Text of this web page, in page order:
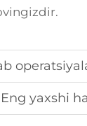
WiFi termostat: Aqlli sovutilishni
harorat nazoratchisini